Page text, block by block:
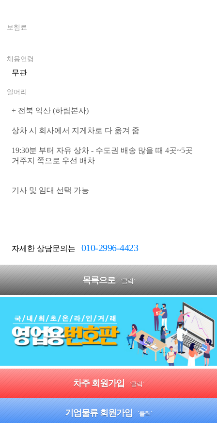
보험료
채용연령
무관
일머리
+ 전북 익산 (하림본사)
상차 시 회사에서 지게차로 다 옮겨 줌
19:30분 부터 자유 상차 - 수도권 배송 많을 때 4곳~5곳
거주지 쪽으로 우선 배차
기사 및 임대 선택 가능
자세한 상담문의는 010-2996-4423
목록으로 `클릭`
차주 회원가입 `클릭`
기업물류 회원가입 `클릭`